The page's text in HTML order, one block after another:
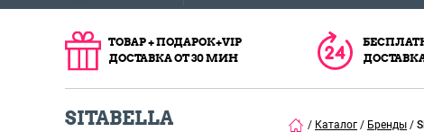
ТОВАР + ПОДАРОК+VIP
ДОСТАВКА ОТ 30 МИН
SITABELLA / Каталог / Бренды /